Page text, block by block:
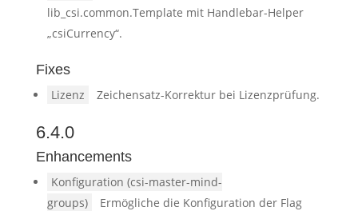
lib_csi.common.Template mit Handlebar-Helper
„csiCurrency“.
Fixes
Lizenz Zeichensatz-Korrektur bei Lizenzprüfung.
6.4.0
Enhancements
Konfiguration (csi-master-mind-
groups)
Ermögliche die Konfiguration der Flag